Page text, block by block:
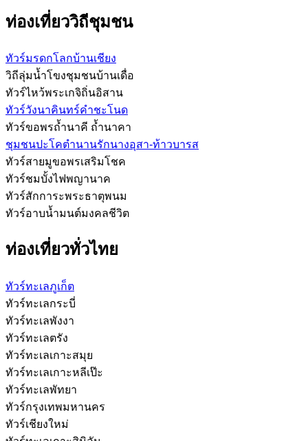
ท่องเที่ยววิถีชุมชน
ทัวร์มรดกโลกบ้านเชียง
วิถีลุ่มน้ำโขงชุมชนบ้านเดื่อ
ทัวร์ไหว้พระเกจิถิ่นอิสาน
ทัวร์วังนาคินทร์คำชะโนด
ทัวร์ขอพรถ้ำนาคี ถ้ำนาคา
ชุมชนปะโคตำนานรักนางอุสา-ท้าวบารส
ทัวร์สายมูขอพรเสริมโชค
ทัวร์ชมบั้งไฟพญานาค
ทัวร์สักการะพระธาตุพนม
ทัวร์อาบน้ำมนต์มงคลชีวิต
ท่องเที่ยวทั่วไทย
ทัวร์ทะเลภูเก็ต
ทัวร์ทะเลกระบี่
ทัวร์ทะเลพังงา
ทัวร์ทะเลตรัง
ทัวร์ทะเลเกาะสมุย
ทัวร์ทะเลเกาะหลีเป๊ะ
ทัวร์ทะเลพัทยา
ทัวร์กรุงเทพมหานคร
ทัวร์เชียงใหม่